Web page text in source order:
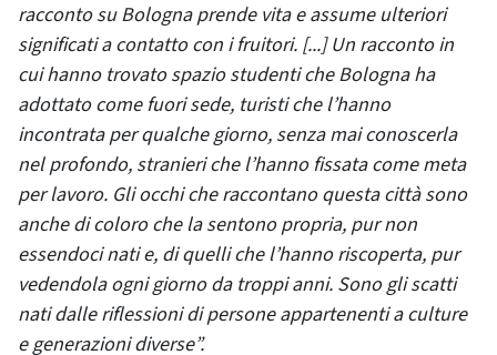
racconto su Bologna prende vita e assume ulteriori
significati a contatto con i fruitori. [...] Un racconto in
cui hanno trovato spazio studenti che Bologna ha
adottato come fuori sede, turisti che l’hanno
incontrata per qualche giorno, senza mai conoscerla
nel profondo, stranieri che l’hanno fissata come meta
per lavoro. Gli occhi che raccontano questa città sono
anche di coloro che la sentono propria, pur non
essendoci nati e, di quelli che l’hanno riscoperta, pur
vedendola ogni giorno da troppi anni. Sono gli scatti
nati dalle riflessioni di persone appartenenti a culture
e generazioni diverse”.